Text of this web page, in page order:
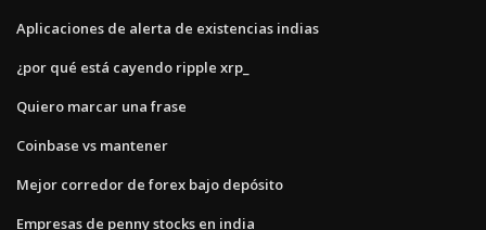
Aplicaciones de alerta de existencias indias
¿por qué está cayendo ripple xrp_
Quiero marcar una frase
Coinbase vs mantener
Mejor corredor de forex bajo depósito
Empresas de penny stocks en india